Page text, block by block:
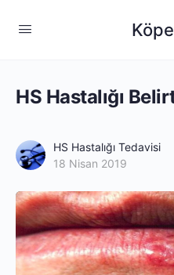
HS Hastalığı
HS Hastalığı Tedavisi
18 Nisan 2019